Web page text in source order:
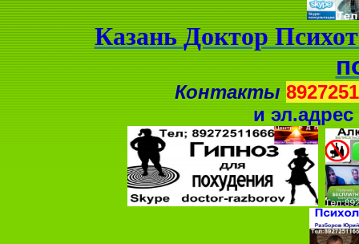
КазаньДоктор
Контакты
и эл.адрес